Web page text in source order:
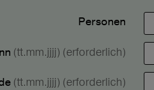
Personen
(tt.mm.jjjj) (erforderlich)
(tt.mm.jjjj) (erforderlich)